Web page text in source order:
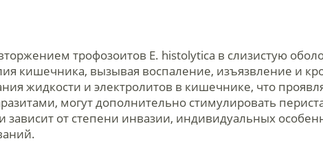
трофозоитов E. histolytica в слизистую
кишечника, вызывая воспаление, изъязвление и
жидкости и электролитов в кишечнике, что
могут дополнительно стимулировать
от степени инвазии, индивидуальных